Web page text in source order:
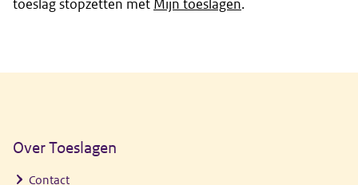
toeslag stopzetten met Mijn toeslagen.
Over Toeslagen
Contact